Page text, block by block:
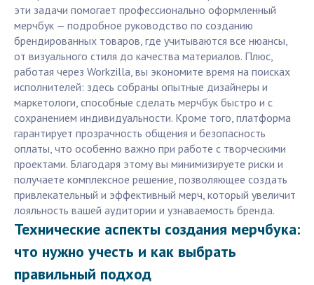
эти задачи помогает профессионально оформленный
мерчбук — подробное руководство по созданию
брендированных товаров, где учитываются все нюансы,
от визуального стиля до качества материалов. Плюс,
работая через Workzilla, вы экономите время на поисках
исполнителей: здесь собраны опытные дизайнеры и
маркетологи, способные сделать мерчбук быстро и с
сохранением индивидуальности. Кроме того, платформа
гарантирует прозрачность общения и безопасность
оплаты, что особенно важно при работе с творческими
проектами. Благодаря этому вы минимизируете риски и
получаете комплексное решение, позволяющее создать
привлекательный и эффективный мерч, который увеличит
лояльность вашей аудитории и узнаваемость бренда.
Технические аспекты создания мерчбука:
что нужно учесть и как выбрать
правильный подход